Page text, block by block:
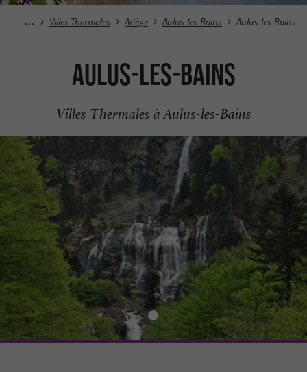
Villes Thermales Ariège Aulus-les-Bains Aulus-les-Bains
Aulus-les-Bains
Villes Thermales à Aulus-les-Bains